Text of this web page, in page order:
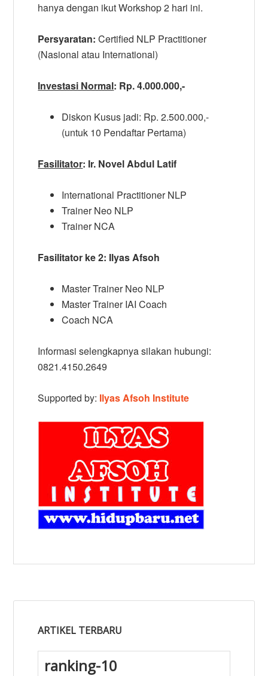
hanya dengan ikut Workshop 2 hari ini.
Persyaratan:Certified NLP Practitioner
(Nasional atau International)
Investasi Normal: Rp. 4.000.000,-
Diskon Kusus jadi: Rp. 2.500.000,-
(untuk 10 Pendaftar Pertama)
Fasilitator: Ir. Novel Abdul Latif
International Practitioner NLP
Trainer Neo NLP
Trainer NCA
Fasilitator ke 2: Ilyas Afsoh
Master Trainer Neo NLP
Master Trainer IAI Coach
Coach NCA
Informasi selengkapnya silakan hubungi:
0821.4150.2649
Supported by: Ilyas Afsoh Institute
ARTIKEL TERBARU
ranking-10